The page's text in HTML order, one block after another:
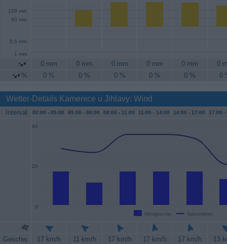
60 min
120 min
0.5 mm
1 mm
0 mm 0 mm 0 mm 0 mm 0 mm
0
%
0 % 0 % 0 % 0 % 0 % 0
Wetter-Details Kamenice u Jihlavy: Wind
Interval 02:00 - 05:00 05:00 - 08:00 08:00 - 11:00 11:00 - 14:00 14:00 - 17:00 17:00 -
Windgeschw. Spitzenböen
0
20
40
Geschw. 17 km/h 11 km/h 17 km/h 17 km/h 17 km/h
13